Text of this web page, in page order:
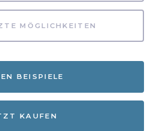
MÖGLICHKEITEN
BEISPIELE
KAUFEN